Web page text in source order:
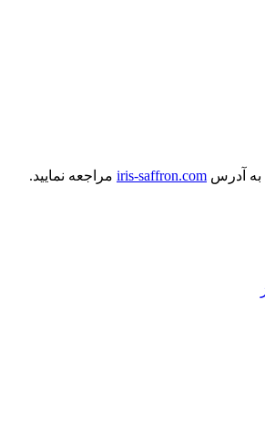
به آدرس iris-saffron.com مراجعه نمایید.